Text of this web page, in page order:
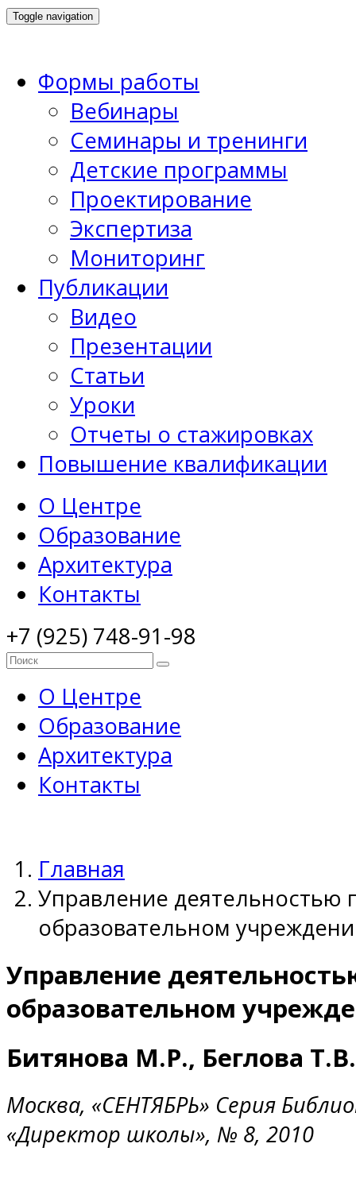
Toggle navigation
Формы работы
Вебинары
Семинары и тренинги
Детские программы
Проектирование
Экспертиза
Мониторинг
Публикации
Видео
Презентации
Статьи
Уроки
Отчеты о стажировках
Повышение квалификации
О Центре
Образование
Архитектура
Контакты
+7 (925) 748-91-98
О Центре
Образование
Архитектура
Контакты
Главная
Управление деятельностью
образовательном
Управление
образовательном
Битянова М.Р., Беглова
Москва, «СЕНТЯБРЬ» Серия
«Директор школы», № 8, 2010